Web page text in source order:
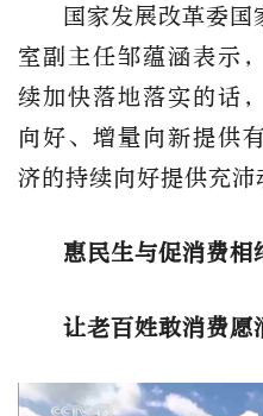
国家发展改革委国
室副主任邹蕴涵表示
续加快落地落实的话
向好、增量向新提供
济的持续向好提供充沛
惠民生与促消费相
让老百姓敢消费愿